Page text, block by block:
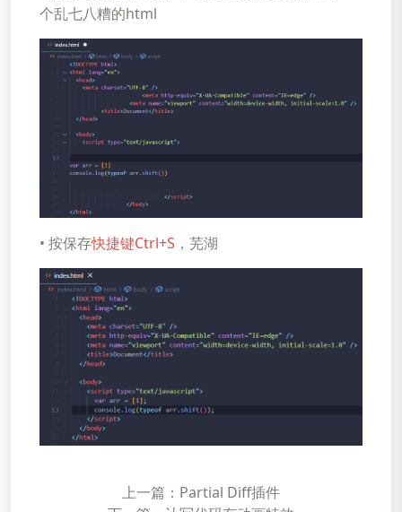
个乱七八糟的html
• 按保存快捷键Ctrl+S ，芜湖
上一篇：Partial Diff插件